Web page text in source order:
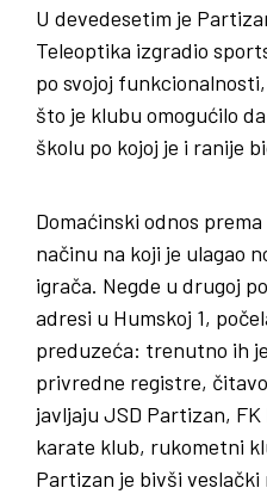
U devedesetim je
Teleoptika izgradio
po svojoj
što je klubu omogućilo
školu po kojoj je i ranije
Domaćinski odnos
načinu na koji je ulagao
igrača. Negde u drugoj
adresi u Humskoj 1,
preduzeća: trenutno ih
privredne registre,
javljaju JSD Partizan,
karate klub, rukometni
Partizan je bivši